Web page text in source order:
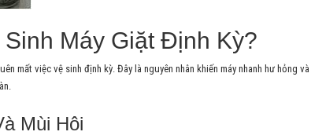
Máy Giặt Định Kỳ?
mất việc vệ sinh định kỳ. Đây là nguyên nhân khiến máy nhanh hư hỏng và
Mùi Hôi